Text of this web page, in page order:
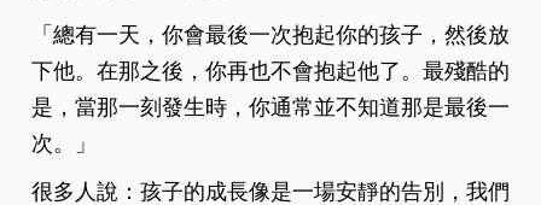
「總有一天，你會最後一次抱起你的孩子，然後放
下他。在那之後，你再也不會抱起他了。最殘酷的
是，當那一刻發生時，你通常並不知道那是最後一
次。
」
很多人說：孩子的成長像是一場安靜的告別，我們